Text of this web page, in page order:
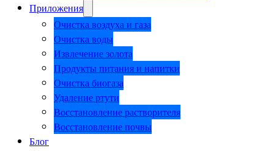
Приложения
Очистка воздуха и газа
Очистка воды
Извлечение золота
Продукты питания и напитки
Очистка биогаза
Удаление ртути
Восстановление растворителя
Восстановление почвы
Блог